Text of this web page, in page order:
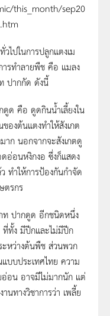
this_month/sep20
ในการปลูกแตงเม
รทำลายพืช คือ แมลง
ปากกัด ดังนี้
ดูด คือ ดูดกินน้ำเลี้ยงใน
งต้นแตงทำให้สังเกต
าก นอกจากจะสังเกตดู
อ่อนหงิกงอ ซึ่งก็แสดง
ทำให้การป้องกันกำจัด
ตรกร
ท ปากดูด อีกชนิดหนึ่ง
ทั้ง มีปีกและไม่มีปีก
หว่างต้นพืช ส่วนพวก
บบประเทศไทย ความ
อ่อน อาจมีไม่มากนัก แต่
นทางวิชาการว่า เพลี้ย